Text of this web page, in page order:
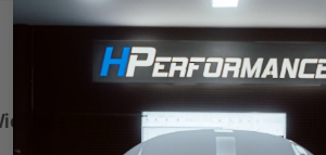
Hinweise zum Widerrufsrecht